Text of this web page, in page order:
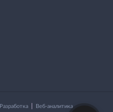
Разработка Веб-аналитика